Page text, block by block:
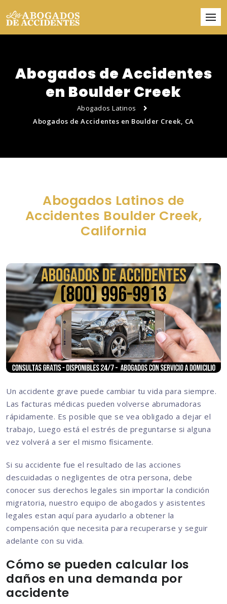
Abogados de Accidentes
en Boulder Creek
Abogados Latinos
Abogados de Accidentes en Boulder Creek, CA
Abogados Latinos de
Accidentes Boulder Creek,
California
Un accidente grave puede cambiar tu vida para siempre.
Las facturas médicas pueden volverse abrumadoras
rápidamente. Es posible que se vea obligado a dejar el
trabajo, Luego está el estrés de preguntarse si alguna
vez volverá a ser el mismo físicamente.
Si su accidente fue el resultado de las acciones
descuidadas o negligentes de otra persona, debe
conocer sus derechos legales sin importar la condición
migratoria, nuestro equipo de abogados y asistentes
legales estan aquí para ayudarlo a obtener la
compensación que necesita para recuperarse y seguir
adelante con su vida.
Cómo se pueden calcular los
daños en una demanda por
accidente